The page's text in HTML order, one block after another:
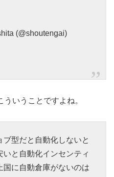
(@shoutengai)
ういうことですよね。
ブ型だと自動化しないと
と自動化インセンティ
国に自動倉庫がないのは